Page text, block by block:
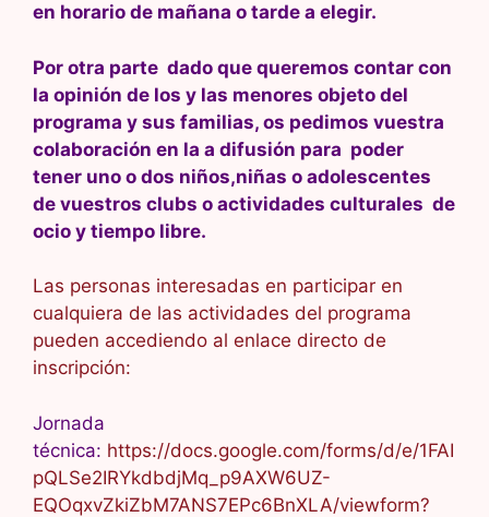
en horario de mañana o tarde a elegir.
Por otra parte dado que queremos contar con
la opinión de los y las menores objeto del
programa y sus familias, os pedimos vuestra
colaboración en la a difusión para poder
tener uno o dos niños,niñas o adolescentes
de vuestros clubs o actividades culturales de
ocio y tiempo libre.
Las personas interesadas en participar en
cualquiera de las actividades del programa
pueden accediendo al enlace directo de
inscripción:
Jornada
técnica: https://docs.google.com/forms/d/e/1FAI
pQLSe2IRYkdbdjMq_p9AXW6UZ-
EQOqxvZkiZbM7ANS7EPc6BnXLA/viewform?